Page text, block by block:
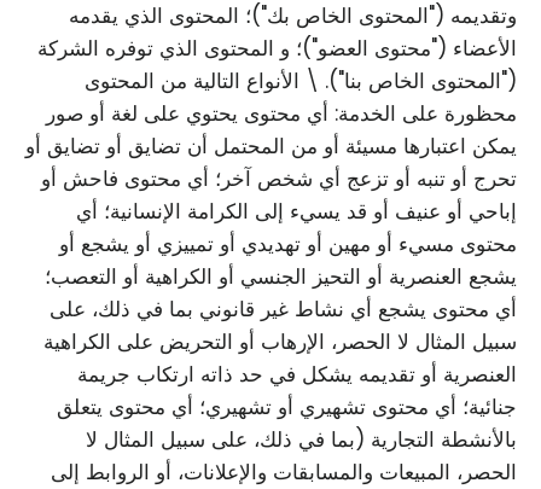
وتقديمه ("المحتوى الخاص بك")؛ المحتوى الذي يقدمه
الأعضاء ("محتوى العضو")؛ و المحتوى الذي توفره الشركة
("المحتوى الخاص بنا"). \ الأنواع التالية من المحتوى
محظورة على الخدمة: أي محتوى يحتوي على لغة أو صور
يمكن اعتبارها مسيئة أو من المحتمل أن تضايق أو تضايق أو
تحرج أو تنبه أو تزعج أي شخص آخر؛ أي محتوى فاحش أو
إباحي أو عنيف أو قد يسيء إلى الكرامة الإنسانية؛ أي
محتوى مسيء أو مهين أو تهديدي أو تمييزي أو يشجع أو
يشجع العنصرية أو التحيز الجنسي أو الكراهية أو التعصب؛
أي محتوى يشجع أي نشاط غير قانوني بما في ذلك، على
سبيل المثال لا الحصر، الإرهاب أو التحريض على الكراهية
العنصرية أو تقديمه يشكل في حد ذاته ارتكاب جريمة
جنائية؛ أي محتوى تشهيري أو تشهيري؛ أي محتوى يتعلق
بالأنشطة التجارية (بما في ذلك، على سبيل المثال لا
الحصر، المبيعات والمسابقات والإعلانات، أو الروابط إلى